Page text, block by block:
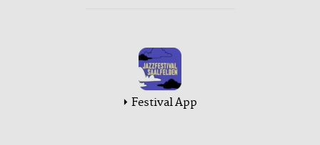
Festival App